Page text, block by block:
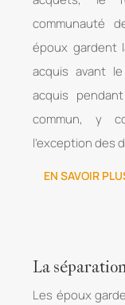
communauté
époux gardent
acquis avant
acquis
commun, y
l’exception des
EN SAVOIR
La
Les époux